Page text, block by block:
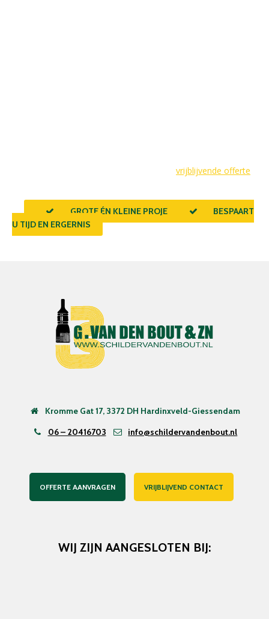
vrijblijvende offerte
GROTE ÉN KLEINE PROJECTEN
BESPAART
U TIJD EN ERGERNIS
Kromme Gat 17, 3372 DH Hardinxveld-Giessendam
06 – 20416703
info@schildervandenbout.nl
OFFERTE AANVRAGEN VRIJBLIJVEND CONTACT
WIJ ZIJN AANGESLOTEN BIJ: